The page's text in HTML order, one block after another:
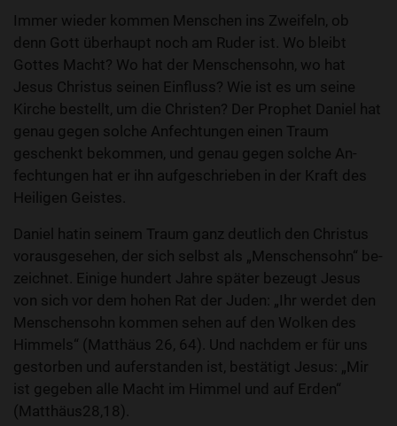
Immer wieder kommen Menschen ins Zweifeln, ob
denn Gott überhaupt noch am Ruder ist. Wo bleibt
Gottes Macht? Wo hat der Menschensohn, wo hat
Jesus Christus seinen Einfluss? Wie ist es um seine
Kirche bestellt, um die Christen? Der Prophet Daniel hat
genau gegen solche An­fechtungen einen Traum
geschenkt bekommen, und genau gegen solche An­
fechtungen hat er ihn aufgeschrieben in der Kraft des
Heiligen Geistes.
Daniel hatin seinem Traum ganz deutlich den Christus
vorausgesehen­, der sich selbst als „Menschen­sohn“ be­
zeichnet. Einige hundert Jahre später bezeugt Jesus
von sich vor dem hohen Rat der Juden: „Ihr werdet den
Menschen­sohn kommen sehen auf den Wolken des
Himmels“ (Matthäus 26, 64). Und nachdem er für uns
gestorben und auf­erstanden ist, bestätigt Jesus: „Mir
ist gegeben alle Macht im Himmel und auf Erden“
(Matthäus28,18).